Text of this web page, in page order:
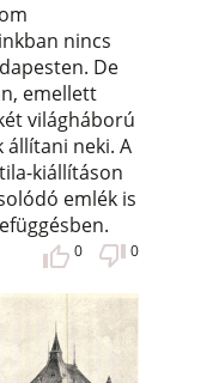
nincs
De
emellett
világháború
neki. A
kiállításon
emlék is
0 0